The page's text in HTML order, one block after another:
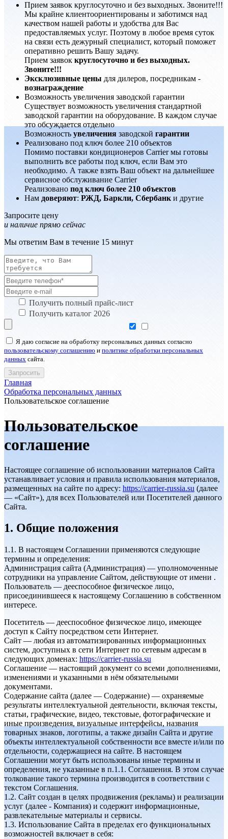
Прием заявок круглосуточно и без выходных. Звоните!!!
Мы крайне клиентоориентированы и заботимся над
качеством нашей работы и удобства для Вас
предоставляемых услуг. Поэтому в любое время суток
на связи есть дежурный специалист, который поможет
оперативно решить Вашу задачу.
Прием заявок круглосуточно и без выходных.
Звоните!!!
Эксклюзивные цены для дилеров, посредникам -
вознаграждение
Возможность увеличения заводской гарантии
Существует возможность увеличения стандартной
заводской гарантии на оборудование. В каждом случае
это обсуждается отдельно
Возможность увеличения заводской гарантии
Реализовано под ключ более 210 объектов
Помимо поставки кондиционеров Carrier мы готовы
выполнить все работы под ключ, если Вам это
необходимо. А также взять Ваш объект на дальнейшее
сервисное обслуживание Carrier
Реализовано под ключ более 210 объектов
Нам доверяют: РЖД, Баркли, Сбербанк и другие
Запросите цену
и наличие прямо сейчас
Мы ответим Вам в течение 15 минут
Получить полный прайс-лист
Получить каталог 2026
Я даю согласие на обработку персональных данных согласно
пользовательскому соглашению и политике обработки персональных
данных сайта.
Главная
Обработка персональных данных
Пользовательское соглашение
Пользовательское
соглашение
Настоящее соглашение об использовании материалов Сайта
устанавливает условия и правила использования материалов,
размещенных на сайте по адресу: https://carrier-russia.su (далее
— «Сайт»), для всех Пользователей или Посетителей данного
Сайта.
1. Общие положения
1.1. В настоящем Соглашении применяются следующие
термины и определения:
Администрация сайта (Администрация) — уполномоченные
сотрудники на управление Сайтом, действующие от имени .
Пользователь — дееспособное физическое лицо,
присоединившееся к настоящему Соглашению в собственном
интересе.
Посетитель — дееспособное физическое лицо, имеющее
доступ к Сайту посредством сети Интернет.
Сайт — любая из автоматизированных информационных
систем, доступных в сети Интернет по сетевым адресам в
следующих доменах: https://carrier-russia.su
Соглашение — настоящий документ со всеми дополнениями,
изменениями и указанными в нём обязательными
документами.
Содержание сайта (далее — Содержание) — охраняемые
результаты интеллектуальной деятельности, включая тексты,
статьи, графические, видео, текстовые, фотографические и
иные произведения, визуальные интерфейсы, названия
товарных знаков, логотипы, а также дизайн Сайта и другие
объекты интеллектуальной собственности все вместе и/или по
отдельности, содержащиеся на сайте. В настоящем
Соглашении могут быть использованы иные термины и
определения, не указанные в п.1.1. Соглашения. В этом случае
толкование такого термина производится в соответствии с
текстом Соглашения.
1.2. Сайт создан в целях продвижения (рекламы) и реализации
услуг (далее - Компания) и содержит информационные,
развлекательные материалы и сервисы.
1.3. Использование Сайта в пределах его функциональных
возможностей включает в себя: